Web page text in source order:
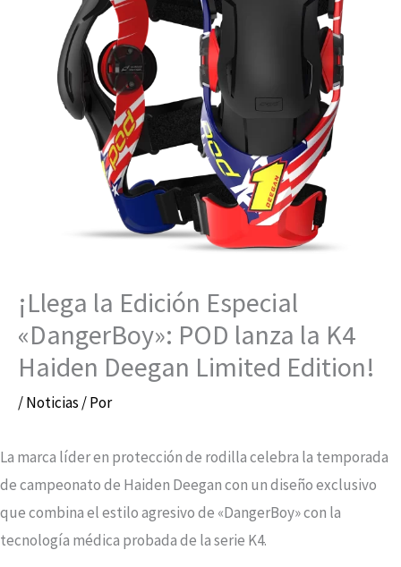
¡Llega la Edición Especial
«DangerBoy»: POD lanza la K4
Haiden Deegan Limited Edition!
/Noticias / Por
La marca líder en protección de rodilla celebra la temporada
de campeonato de Haiden Deegan con un diseño exclusivo
que combina el estilo agresivo de «DangerBoy» con la
tecnología médica probada de la serie K4.